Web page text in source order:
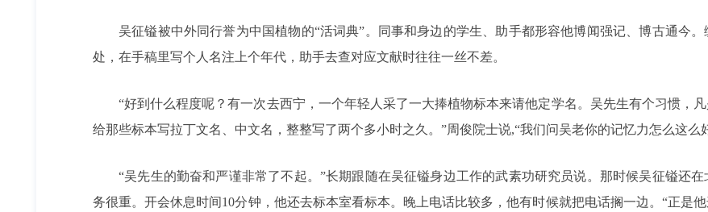
吴征镒被中外同行誉为中国植物的“活词典”。同事和身边的学生、助手都形容他博闻强记、博古通今
处，在手稿里写个人名注上个年代，助手去查对应文献时往往一丝不差。
“好到什么程度呢？有一次去西宁，一个年轻人采了一大捧植物标本来请他定学名。吴先生有个习惯，
给那些标本写拉丁文名、中文名，整整写了两个多小时之久。”周俊院士说,“我们问吴老你的记忆力怎么这么
“吴先生的勤奋和严谨非常了不起。”长期跟随在吴征镒身边工作的武素功研究员说。那时候吴征镒还
务很重。开会休息时间10分钟，他还去标本室看标本。晚上电话比较多，他有时候就把电话搁一边。“正是